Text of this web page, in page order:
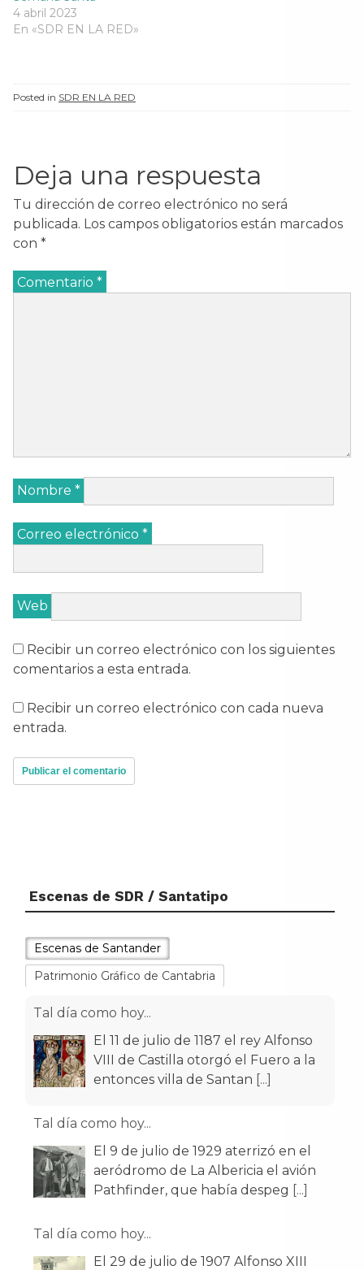
4 abril 2023
En «SDR EN LA RED»
Posted in SDR EN LA RED
Deja una respuesta
Tu dirección de correo electrónico no será
publicada. Los campos obligatorios están marcados
con *
Comentario *
Nombre *
Correo electrónico *
Web
Recibir un correo electrónico con los siguientes
comentarios a esta entrada.
Recibir un correo electrónico con cada nueva
entrada.
Escenas de SDR / Santatipo
Escenas de Santander
Patrimonio Gráfico de Cantabria
Tal día como hoy...
El 11 de julio de 1187 el rey Alfonso
VIII de Castilla otorgó el Fuero a la
entonces villa de Santan [...]
Tal día como hoy...
El 9 de julio de 1929 aterrizó en el
aeródromo de La Albericia el avión
Pathfinder, que había despeg [...]
Tal día como hoy...
El 29 de julio de 1907 Alfonso XIII